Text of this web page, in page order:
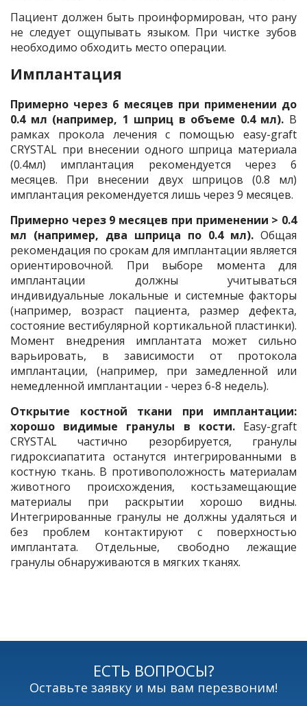
Пациент должен быть проинформирован, что рану
не следует ощупывать языком. При чистке зубов
необходимо обходить место операции.
Имплантация
Примерно через 6 месяцев при применении до
0.4 мл (например, 1 шприц в объеме 0.4 мл). В
рамках прокола лечения с помощью easy-graft
CRYSTAL при внесении одного шприца материала
(0.4мл) имплантация рекомендуется через 6
месяцев. При внесении двух шприцов (0.8 мл)
имплантация рекомендуется лишь через 9 месяцев.
Примерно через 9 месяцев при применении > 0.4
мл (например, два шприца по 0.4 мл). Общая
рекомендация по срокам для имплантации является
ориентировочной. При выборе момента для
имплантации должны учитываться
индивидуальные локальные и системные факторы
(например, возраст пациента, размер дефекта,
состояние вестибулярной кортикальной пластинки).
Момент внедрения имплантата может сильно
варьировать, в зависимости от протокола
имплантации, (например, при замедленной или
немедленной имплантации - через 6-8 недель).
Открытие костной ткани при имплантации:
хорошо видимые гранулы в кости.Easy-graft
CRYSTAL частично резорбируется, гранулы
гидроксиапатита останутся интегрированными в
костную ткань. В противоположность материалам
животного происхождения, костьзамещающие
материалы при раскрытии хорошо видны.
Интегрированные гранулы не должны удаляться и
без проблем контактируют с поверхностью
имплантата. Отдельные, свободно лежащие
гранулы обнаруживаются в мягких тканях.
ЕСТЬ ВОПРОСЫ?
Оставьте заявку и мы вам перезвоним!